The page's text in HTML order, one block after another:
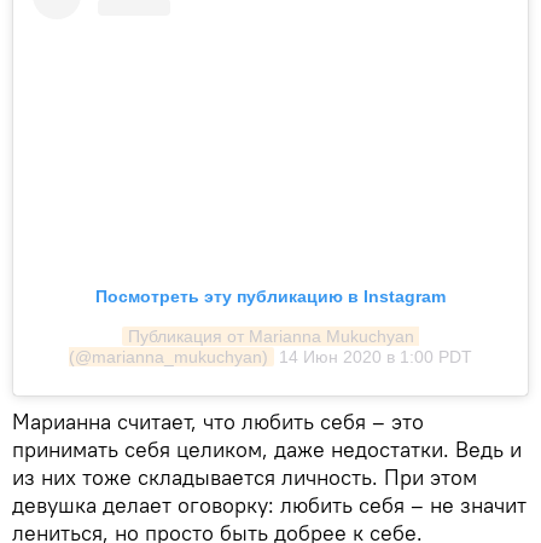
Посмотреть эту публикацию в Instagram
Публикация от Marianna Mukuchyan
(@marianna_mukuchyan)
14 Июн 2020 в 1:00 PDT
Марианна считает, что любить себя – это
принимать себя целиком, даже недостатки. Ведь и
из них тоже складывается личность. При этом
девушка делает оговорку: любить себя – не значит
лениться, но просто быть добрее к себе.